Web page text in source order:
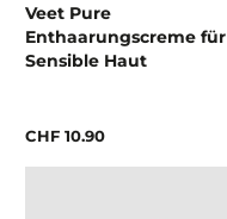
Veet Pure
Enthaarungscreme für
Sensible Haut
CHF 10.90